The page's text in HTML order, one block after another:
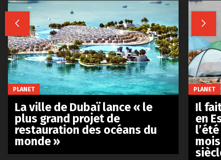
 
PLANET
La ville de Dubaï lance « le
plus grand projet de
restauration des océans du
monde »
PLANET
Il
en